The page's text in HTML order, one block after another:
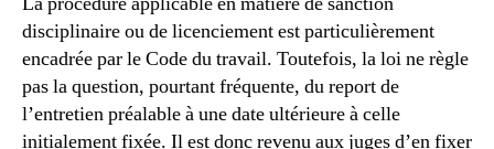
disciplinaire ou de licenciement est particulièrement
encadrée par le Code du travail. Toutefois, la loi ne règle
pas la question, pourtant fréquente, du report de
l’entretien préalable à une date ultérieure à celle
initialement fixée. Il est donc revenu aux juges d’en fixer